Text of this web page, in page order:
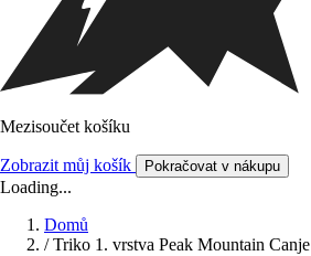
Mezisoučet košíku
Zobrazit můj košík Pokračovat v nákupu
Loading...
Domů
/ Triko 1. vrstva Peak Mountain Canje